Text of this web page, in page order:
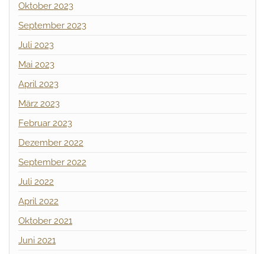
Oktober 2023
September 2023
Juli 2023
Mai 2023
April 2023
März 2023
Februar 2023
Dezember 2022
September 2022
Juli 2022
April 2022
Oktober 2021
Juni 2021